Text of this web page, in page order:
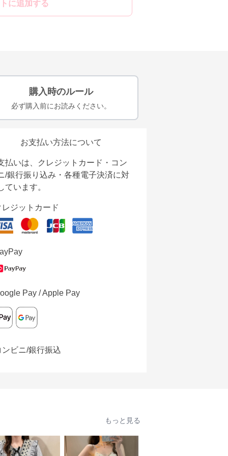
に追加する
購入時のルール
必ず購入前にお読みください。
お支払い方法について
払いは、クレジットカード・コン
/銀行振り込み・各種電子決済に対
ています。
レジットカード
Pay / Apple Pay
ンビニ/銀行振込
もっと見る